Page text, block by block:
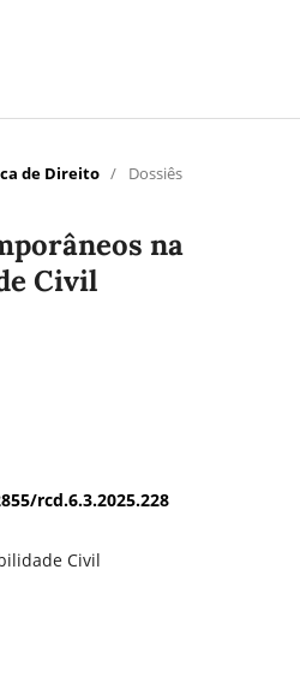
de Direito / Dossiês
na
Civil
rcd.6.3.2025.228
Civil